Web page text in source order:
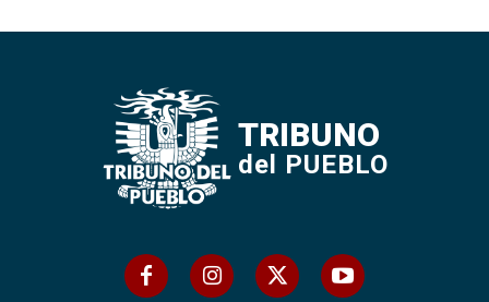
TRIBUNO
del PUEBLO